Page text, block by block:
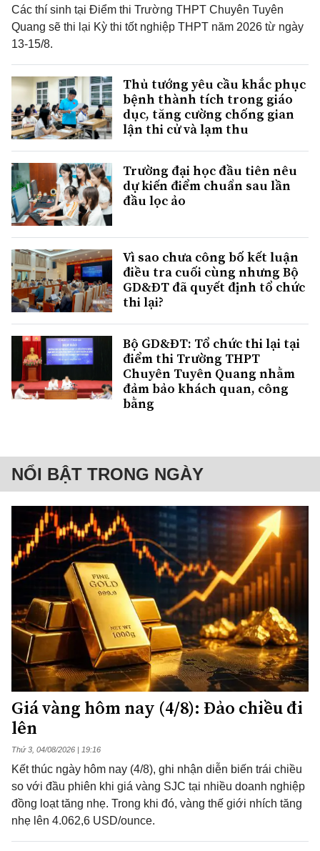
Các thí sinh tại Điểm thi Trường THPT Chuyên Tuyên
Quang sẽ thi lại Kỳ thi tốt nghiệp THPT năm 2026 từ ngày
13-15/8.
Thủ tướng yêu cầu khắc phục
bệnh thành tích trong giáo
dục, tăng cường chống gian
lận thi cử và lạm thu
Trường đại học đầu tiên nêu
dự kiến điểm chuẩn sau lần
đầu lọc ảo
Vì sao chưa công bố kết luận
điều tra cuối cùng nhưng Bộ
GD&ĐT đã quyết định tổ chức
thi lại?
Bộ GD&ĐT: Tổ chức thi lại tại
điểm thi Trường THPT
Chuyên Tuyên Quang nhằm
đảm bảo khách quan, công
bằng
NỔI BẬT TRONG NGÀY
Giá vàng hôm nay (4/8): Đảo chiều đi
lên
Thứ 3, 04/08/2026 | 19:16
Kết thúc ngày hôm nay (4/8), ghi nhận diễn biến trái chiều
so với đầu phiên khi giá vàng SJC tại nhiều doanh nghiệp
đồng loạt tăng nhẹ. Trong khi đó, vàng thế giới nhích tăng
nhẹ lên 4.062,6 USD/ounce.